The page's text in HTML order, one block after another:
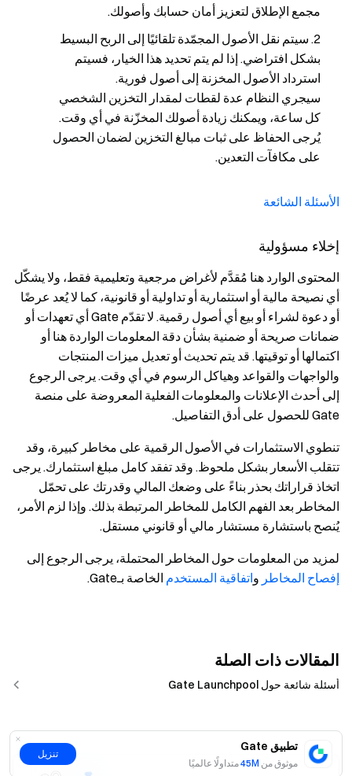
تطبيق Gate
موثوق من 45Mمتداولًا عالميًا
تنزيل
مجمع الإطلاق لتعزيز أمان حسابك وأصولك.
سيتم نقل الأصول المجمّدة تلقائيًا إلى الربح البسيط
بشكل افتراضي. إذا لم يتم تحديد هذا الخيار، فسيتم
استرداد الأصول المخزنة إلى أصول فورية.
سيجري النظام عدة لقطات لمقدار التخزين الشخصي
كل ساعة، ويمكنك زيادة أصولك المخزّنة في أي وقت.
يُرجى الحفاظ على ثبات مبالغ التخزين لضمان الحصول
على مكافآت التعدين.
الأسئلة الشائعة
إخلاء مسؤولية
المحتوى الوارد هنا مُقدَّم لأغراض مرجعية وتعليمية فقط، ولا يشكّل
أي نصيحة مالية أو استثمارية أو تداولية أو قانونية، كما لا يُعد عرضًا
أو دعوة لشراء أو بيع أي أصول رقمية. لا تقدّم Gate أي تعهدات أو
ضمانات صريحة أو ضمنية بشأن دقة المعلومات الواردة هنا أو
اكتمالها أو توقيتها. قد يتم تحديث أو تعديل ميزات المنتجات
والواجهات والقواعد وهياكل الرسوم في أي وقت. يرجى الرجوع
إلى أحدث الإعلانات والمعلومات الفعلية المعروضة على منصة
Gate للحصول على أدق التفاصيل.
تنطوي الاستثمارات في الأصول الرقمية على مخاطر كبيرة، وقد
تتقلب الأسعار بشكل ملحوظ. وقد تفقد كامل مبلغ استثمارك. يرجى
اتخاذ قراراتك بحذر بناءً على وضعك المالي وقدرتك على تحمّل
المخاطر بعد الفهم الكامل للمخاطر المرتبطة بذلك. وإذا لزم الأمر،
يُنصح باستشارة مستشار مالي أو قانوني مستقل.
لمزيد من المعلومات حول المخاطر المحتملة، يرجى الرجوع إلى
إفصاح المخاطر واتفاقية المستخدم الخاصة بـGate.
المقالات ذات الصلة
أسئلة شائعة حول Gate Launchpool